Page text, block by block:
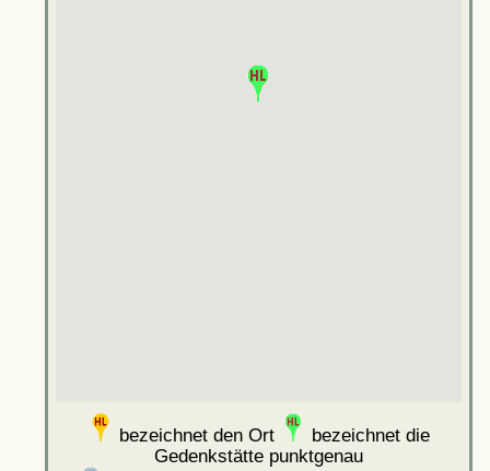
bezeichnet den Ort
bezeichnet die
Gedenkstätte punktgenau